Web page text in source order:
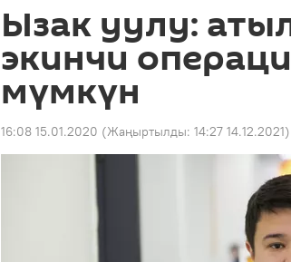
Ызак уулу:
экинчи
мүмкүн
16:08 15.01.2020 (Жаңыртылды: 14:27 14.12.2021)